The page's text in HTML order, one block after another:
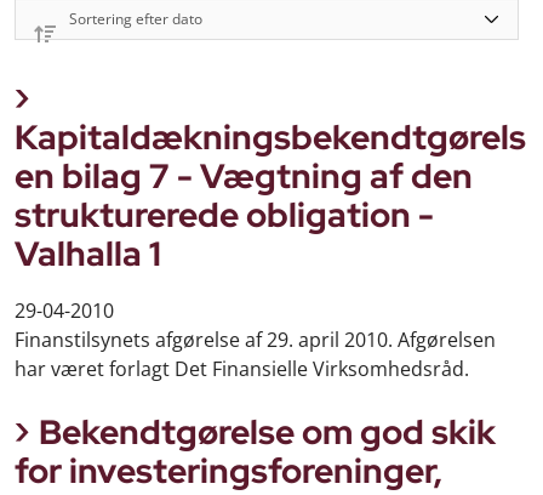
Kapitaldækningsbekendtgørels
en bilag 7 - Vægtning af den
strukturerede obligation -
Valhalla 1
29-04-2010
Finanstilsynets afgørelse af 29. april 2010. Afgørelsen
har været forlagt Det Finansielle Virksomhedsråd.
Bekendtgørelse om god skik
for investeringsforeninger,